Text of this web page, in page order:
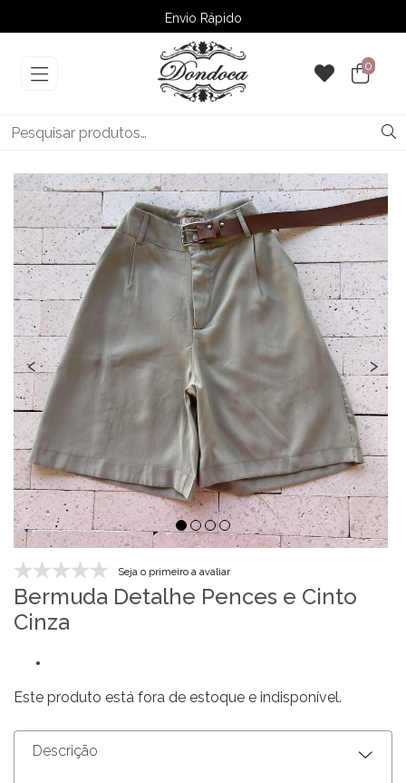
Envio Rápido
➚ Ofertas– Até 60% OFF
0
‹ ›
Seja o primeiro a avaliar
Bermuda Detalhe Pences e Cinto
Cinza
Este produto está fora de estoque e indisponível.
Descrição